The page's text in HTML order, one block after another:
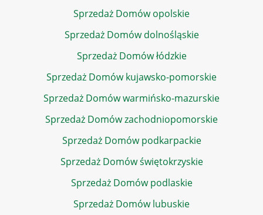
Sprzedaż Domów opolskie
Sprzedaż Domów dolnośląskie
Sprzedaż Domów łódzkie
Sprzedaż Domów kujawsko-pomorskie
Sprzedaż Domów warmińsko-mazurskie
Sprzedaż Domów zachodniopomorskie
Sprzedaż Domów podkarpackie
Sprzedaż Domów świętokrzyskie
Sprzedaż Domów podlaskie
Sprzedaż Domów lubuskie